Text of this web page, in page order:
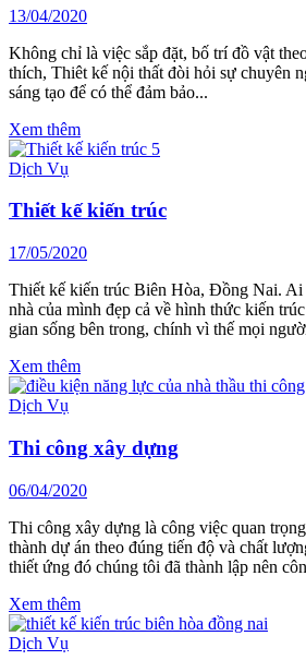
13/04/2020
Không chỉ là việc sắp đặt, bố trí đồ vật
thích, Thiêt kế nội thất đòi hỏi sự chuyên
sáng tạo để có thể đảm bảo...
Xem thêm
Dịch Vụ
Thiết kế kiến trúc
17/05/2020
Thiết kế kiến trúc Biên Hòa, Đồng Nai. Ai
nhà của mình đẹp cả về hình thức kiến
gian sống bên trong, chính vì thế mọi
Xem thêm
Dịch Vụ
Thi công xây dựng
06/04/2020
Thi công xây dựng là công việc quan
thành dự án theo đúng tiến độ và chất
thiết ứng đó chúng tôi đã thành lập nên
Xem thêm
Dịch Vụ